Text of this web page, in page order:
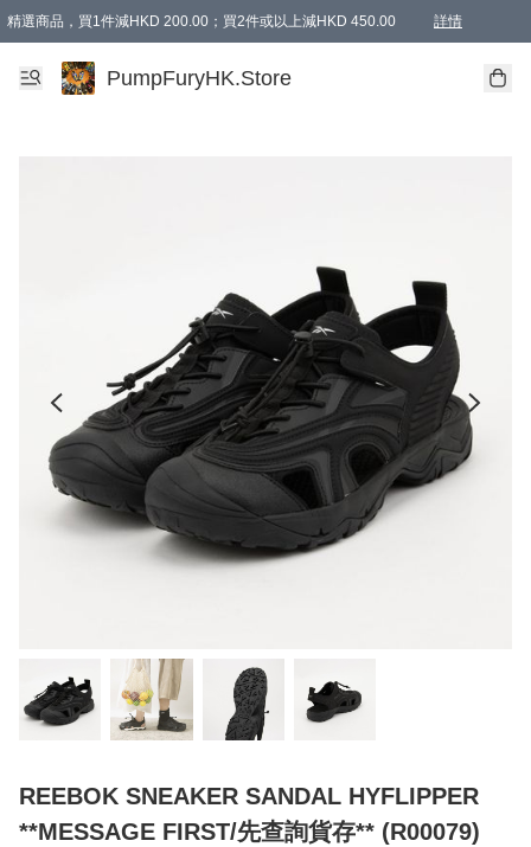
精選商品，買1件減HKD 200.00；買2件或以上減HKD 450.00 詳情
AAPE商品,會員專享9折或以上（按會員等級）AAPE products, members can
精選商品，任選買2件或以上減HKD 100.00
購物滿 HKD 800.00即享免運費優惠！（適用於 特定的送貨方式 )
PumpFuryHK.Store
REEBOK SNEAKER SANDAL HYFLIPPER
**MESSAGE FIRST/先查詢貨存** (R00079)